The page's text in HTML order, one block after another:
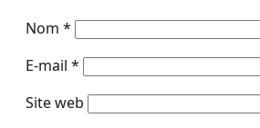
Nom *
E-mail *
Site web